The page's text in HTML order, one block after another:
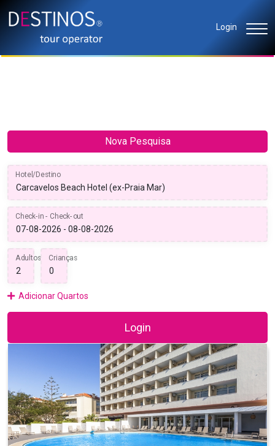
Login
Nova Pesquisa
Hotel/Destino
Check-in - Check-out
Adultos Crianças
Adicionar Quartos
Login